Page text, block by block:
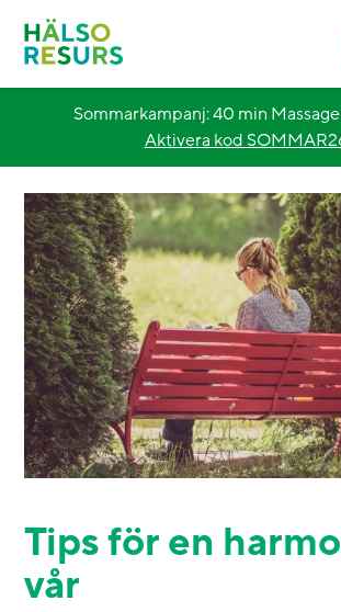
Stockholm
Göteborg
Malmö
Övriga Sverige
Sommarkampanj: 40 min
Aktivera kod
Tips för en
vår